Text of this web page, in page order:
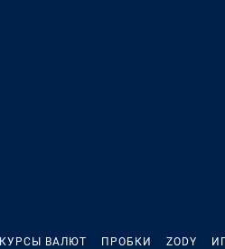
КУРСЫ ВАЛЮТ ПРОБКИ ZODY